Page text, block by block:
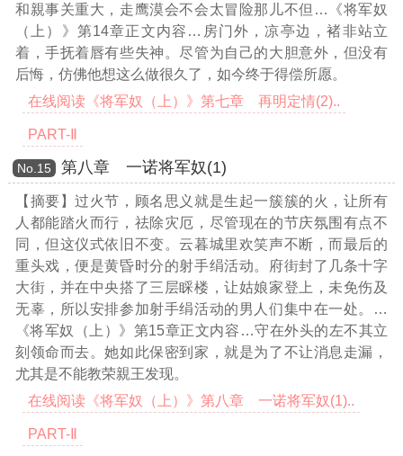
和親事关重大，走鹰漠会不会太冒险那儿不但 …《将军奴
（上）》第14章正文内容… 房门外，凉亭边，褚非站立
着，手抚着唇有些失神。尽管为自己的大胆意外，但没有
后悔，仿佛他想这么做很久了，如今终于得偿所愿。
在线阅读《将军奴（上）》第七章 再明定情(2)..
PART-Ⅱ
Νο.15 第八章 一诺将军奴(1)
【摘要】过火节，顾名思义就是生起一簇簇的火，让所有
人都能踏火而行，祛除灾厄，尽管现在的节庆氛围有点不
同，但这仪式依旧不变。云暮城里欢笑声不断，而最后的
重头戏，便是黄昏时分的射手绢活动。府街封了几条十字
大街，并在中央搭了三层睬楼，让姑娘家登上，未免伤及
无辜，所以安排参加射手绢活动的男人们集中在一处。
…
《将军奴（上）》第15章正文内容…守在外头的左不其立
刻领命而去。她如此保密到家，就是为了不让消息走漏，
尤其是不能教荣親王发现。
在线阅读《将军奴（上）》第八章 一诺将军奴(1)..
PART-Ⅱ